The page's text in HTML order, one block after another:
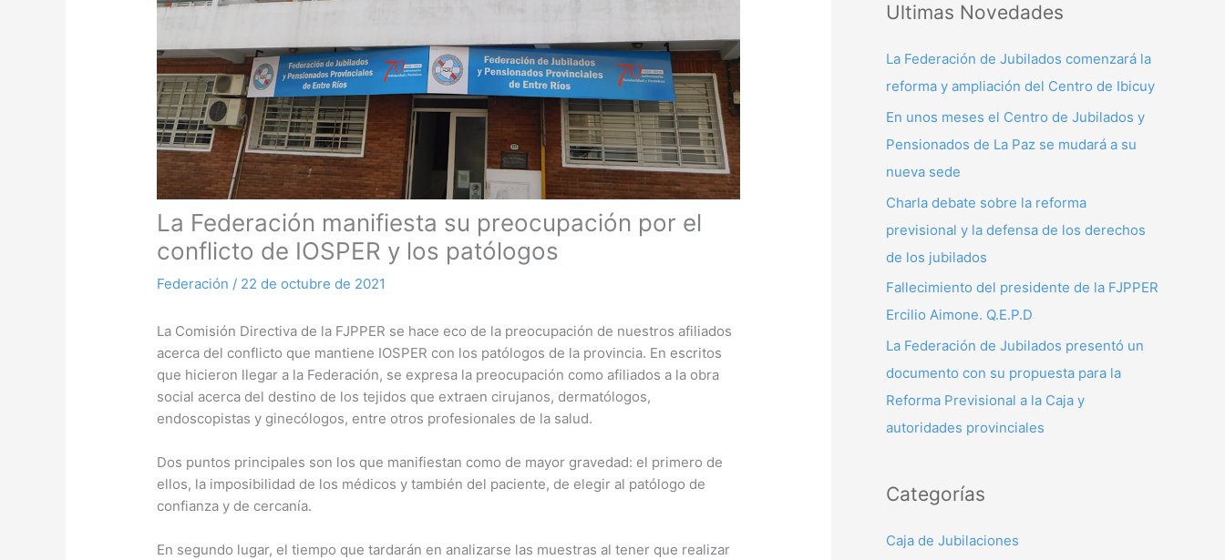
La Federación manifiesta su preocupación por el
conflicto de IOSPER y los patólogos
Federación / 22 de octubre de 2021
La Comisión Directiva de la FJPPER se hace eco de la preocupación de nuestros afiliados
acerca del conflicto que mantiene IOSPER con los patólogos de la provincia. En escritos
que hicieron llegar a la Federación, se expresa la preocupación como afiliados a la obra
social acerca del destino de los tejidos que extraen cirujanos, dermatólogos,
endoscopistas y ginecólogos, entre otros profesionales de la salud.
Dos puntos principales son los que manifiestan como de mayor gravedad: el primero de
ellos, la imposibilidad de los médicos y también del paciente, de elegir al patólogo de
confianza y de cercanía.
En segundo lugar, el tiempo que tardarán en analizarse las muestras al tener que realizar
c
a
Ultimas Novedades
La Federación de Jubilados comenzará la
reforma y ampliación del Centro de Ibicuy
En unos meses el Centro de Jubilados y
Pensionados de La Paz se mudará a su
nueva sede
Charla debate sobre la reforma
previsional y la defensa de los derechos
de los jubilados
Fallecimiento del presidente de la FJPPER
Ercilio Aimone. Q.E.P.D
La Federación de Jubilados presentó un
documento con su propuesta para la
Reforma Previsional a la Caja y
autoridades provinciales
Categorías
Caja de Jubilaciones